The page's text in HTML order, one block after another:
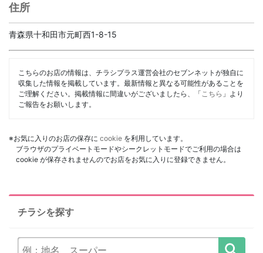
住所
青森県十和田市元町西1-8-15
こちらのお店の情報は、チラシプラス運営会社のセブンネットが独自に
収集した情報を掲載しています。最新情報と異なる可能性があることを
ご理解ください。掲載情報に間違いがございましたら、「 こちら 」より
ご報告をお願いします。
※お気に入りのお店の保存に cookie を利用しています。
ブラウザのプライベートモードやシークレットモードでご利用の場合は
cookie が保存されませんのでお店をお気に入りに登録できません。
チラシを探す